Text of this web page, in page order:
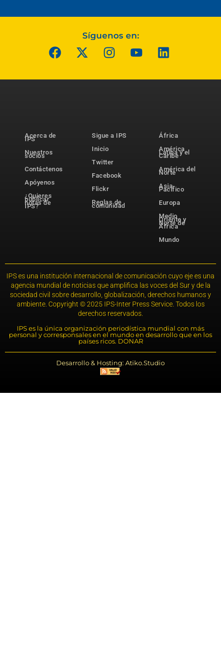
Síguenos en:
Acerca de
IPS
Nuestros
socios
Contáctenos
Apóyenos
¿Quieres
publicar
notas de
IPS?
Sigue a IPS
Inicio
Twitter
Facebook
Flickr
Reglas de
comunidad
África
América
Latina y el
Caribe
América del
Norte
Asia-
Pacífico
Europa
Medio
Oriente y
Norte de
África
Mundo
IPS es una institución internacional de comunicación cuyo eje es una
agencia mundial de noticias que amplifica las voces del Sur y de la
sociedad civil sobre desarrollo, globalización, derechos humanos y
ambiente. Copyright © 2025 IPS-Inter Press Service. Todos los
derechos reservados.
IPS es la única organización periodística mundial con más
personal y corresponsales en el mundo en desarrollo que en los
países ricos. DONAR
Desarrollo & Hosting: Atiko.Studio